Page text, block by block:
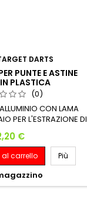
DARTS
PUNTE E ASTINE
PLASTICA
(0)
CON LAMA
PER L'ESTRAZIONE DI
€
carrello Più